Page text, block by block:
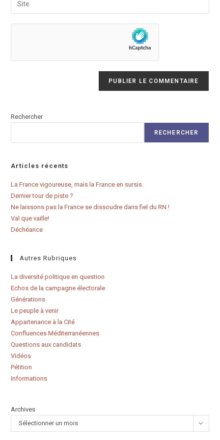
comment
address
l’URL
de
(facultatif)
Rechercher
RECHERCHER
Articles récents
La France vigoureuse, mais la France en sursis.
Dernier tour de piste ?
Ne laissons pas la France se dissoudre dans fiel du RN !
Val que vaille!
Déchéance
Autres Rubriques
La diversité politique en question
Echos de la campagne électorale
Générations
Le peuple à venir
Appartenance à la Cité
Confluences Méditerranéennes
Questions aux candidats
Vidéos
Pétition
Informations
Archives
Sélectionner un mois